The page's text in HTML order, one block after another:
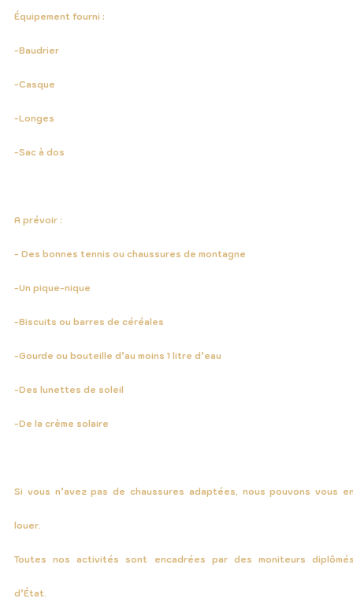
Équipement fourni :
-Baudrier
-Casque
-Longes
-Sac à dos
A prévoir :
- Des bonnes tennis ou chaussures de montagne
-Un pique-nique
-Biscuits ou barres de céréales
-Gourde ou bouteille d’au moins 1 litre d’eau
-Des lunettes de soleil
-De la crème solaire
Si vous n’avez pas de chaussures adaptées, nous pouvons vous
louer.
Toutes nos activités sont encadrées par des moniteurs
d’État.